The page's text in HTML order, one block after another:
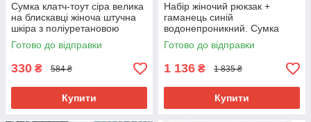
Сумка клатч-тоут сіра велика
на блискавці жіноча штучна
шкіра з поліуретановою
обробкою.
Готово до відправки
330 ₴ 584 ₴
Купити
Набір жіночий рюкзак +
гаманець синій
водонепроникний. Сумка
ранець комплект поліуретан
PU. Новинка сезону!
Готово до відправки
1 136 ₴ 1 835 ₴
Купити